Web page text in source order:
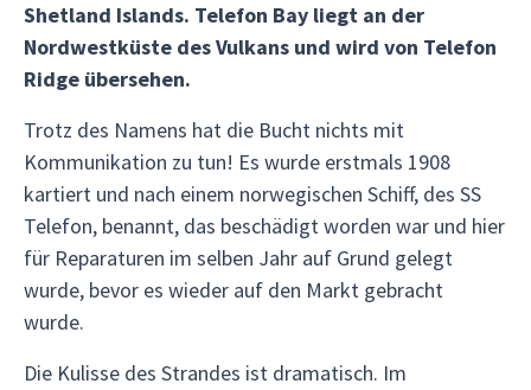
Shetland Islands. Telefon Bay liegt an der
Nordwestküste des Vulkans und wird von Telefon
Ridge übersehen.
Trotz des Namens hat die Bucht nichts mit
Kommunikation zu tun! Es wurde erstmals 1908
kartiert und nach einem norwegischen Schiff, des SS
Telefon, benannt, das beschädigt worden war und hier
für Reparaturen im selben Jahr auf Grund gelegt
wurde, bevor es wieder auf den Markt gebracht
wurde.
Die Kulisse des Strandes ist dramatisch. Im